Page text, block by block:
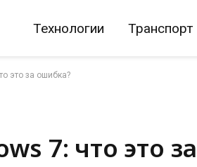
Технологии Транспорт
это за ошибка?
7: что это